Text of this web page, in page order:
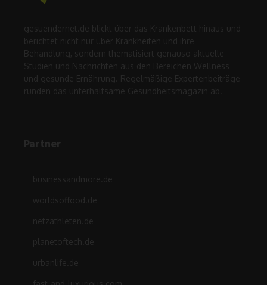
gesuendernet.de blickt über das Krankenbett hinaus und
berichtet nicht nur über Krankheiten und ihre
Behandlung, sondern thematisiert genauso aktuelle
Studien und Nachrichten aus den Bereichen Wellness
und gesunde Ernährung. Regelmäßige Expertenbeiträge
runden das unterhaltsame Gesundheitsmagazin ab.
Partner
businessandmore.de
worldsoffood.de
netzathleten.de
planetoftech.de
urbanlife.de